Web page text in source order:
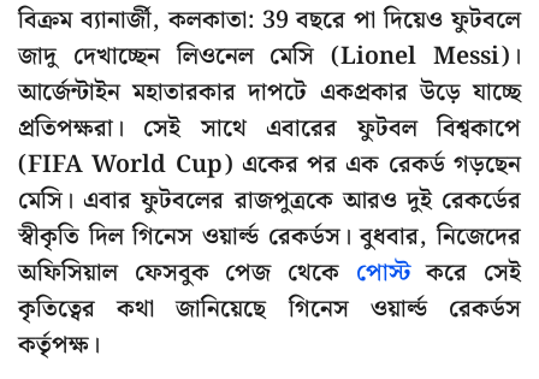
বিক্রম ব্যানার্জী, কলকাতা: 39 বছরে পা দিয়েও ফুটবলে
জাদু দেখাচ্ছেন লিওনেল মেসি (Lionel Messi)।
আর্জেন্টাইন মহাতারকার দাপটে একপ্রকার উড়ে যাচ্ছে
প্রতিপক্ষরা। সেই সাথে এবারের ফুটবল বিশ্বকাপে
(FIFA World Cup) একের পর এক রেকর্ড গড়ছেন
মেসি। এবার ফুটবলের রাজপুত্রকে আরও দুই রেকর্ডের
স্বীকৃতি দিল গিনেস ওয়ার্ল্ড রেকর্ডস। বুধবার, নিজেদের
অফিসিয়াল ফেসবুক পেজ থেকে পোস্টকরে সেই
কৃতিত্বের কথা জানিয়েছে গিনেস ওয়ার্ল্ড রেকর্ডস
কর্তৃপক্ষ।